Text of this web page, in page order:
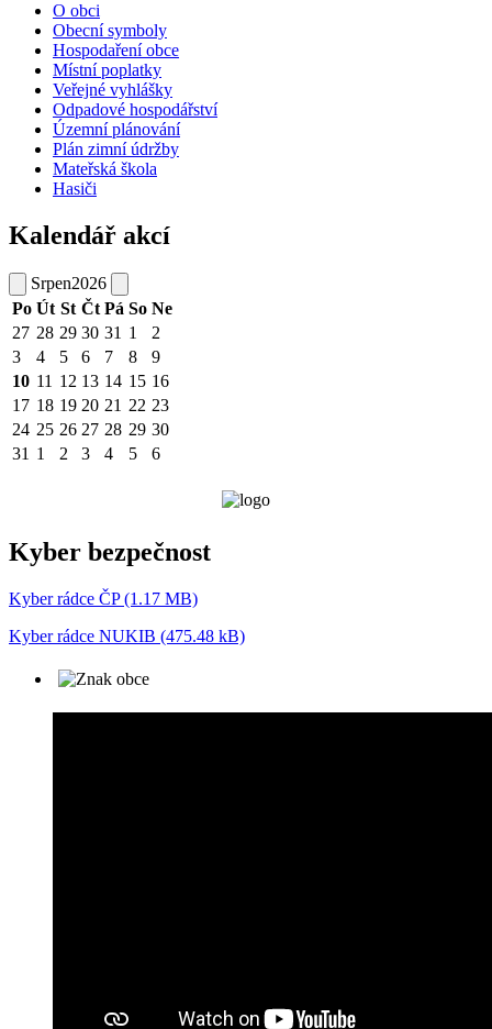
O obci
Obecní symboly
Hospodaření obce
Místní poplatky
Veřejné vyhlášky
Odpadové hospodářství
Územní plánování
Plán zimní údržby
Mateřská škola
Hasiči
Kalendář akcí
Srpen2026
Po Út St Čt Pá So Ne
27 28 29 30 31 1
2
3
4 5 6 7 8
9
10 11 12 13 14 15 16
17 18 19 20 21 22 23
24 25 26 27 28 29 30
31 1 2 3 4 5 6
Kyber bezpečnost
Kyber rádce ČP (1.17 MB)
Kyber rádce NUKIB (475.48 kB)